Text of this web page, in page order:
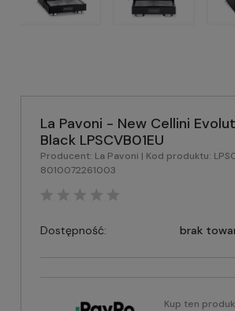
La Pavoni - New Cellini
Black LPSCVB01EU
Producent: La Pavoni | Kod produktu:
8010072261003
Dostępność: brak
Kup ten